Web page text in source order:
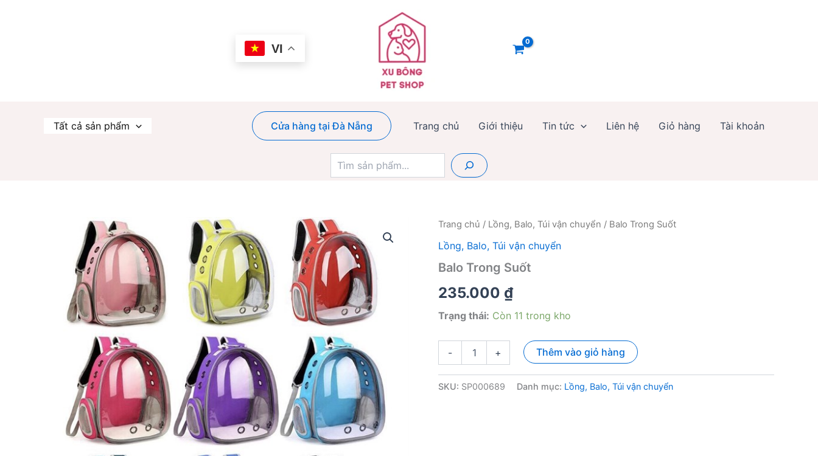
VI
Tất cả sản phẩm Cửa hàng tại Đà Nẵng Trang chủ Giới thiệu Tin tức Liên hệ Giỏ hàng Tài khoản
kiếm
Trang chủ / Lồng, Balo, Túi vận chuyển / Balo Trong Suốt
Lồng, Balo, Túi vận chuyển
Balo Trong Suốt
235.000 ₫
Trạng thái: Còn 11 trong kho
-
số
+ Thêm vào giỏ hàng
SKU: SP000689 Danh mục: Lồng, Balo, Túi vận chuyển